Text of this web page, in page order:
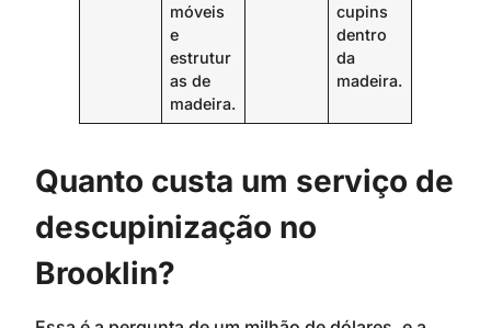
móveis
e
estrutur
as de
madeira.
cupins
dentro
da
madeira.
Quanto custa um serviço de
descupinização no
Brooklin?